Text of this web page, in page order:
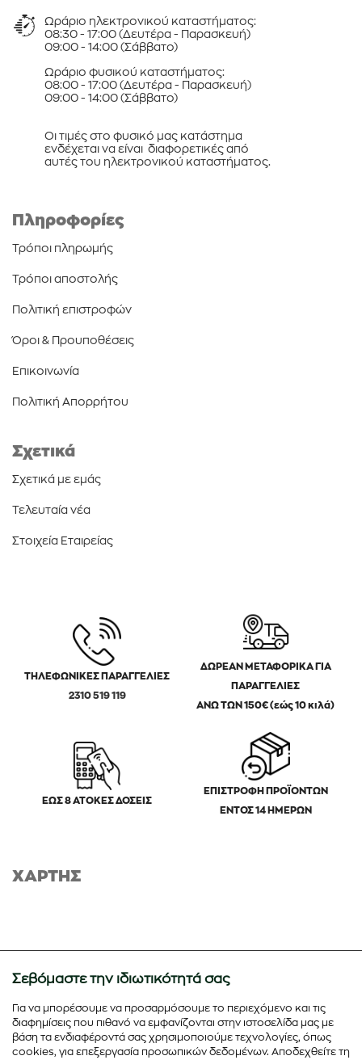
Ωράριο ηλεκτρονικού καταστήματος:
08:30 - 17:00 (Δευτέρα - Παρασκευή)
09:00 - 14:00 (Σάββατο)
Ωράριο φυσικού καταστήματος:
08:00 - 17:00 (Δευτέρα - Παρασκευή)
09:00 - 14:00 (Σάββατο)
Οι τιμές στο φυσικό μας κατάστημα
ενδέχεται να είναι διαφορετικές από
αυτές του ηλεκτρονικού καταστήματος.
Πληροφορίες
Τρόποι πληρωμής
Τρόποι αποστολής
Πολιτική επιστροφών
Όροι & Προυποθέσεις
Επικοινωνία
Πολιτική Απορρήτου
Σχετικά
Σχετικά με εμάς
Τελευταία νέα
Στοιχεία Εταιρείας
ΤΗΛΕΦΩΝΙΚΕΣ ΠΑΡΑΓΓΕΛΙΕΣ
2310 519 119
ΔΩΡΕΑΝ ΜΕΤΑΦΟΡΙΚΑ ΓΙΑ
ΠΑΡΑΓΓΕΛΙΕΣ
ΑΝΩ ΤΩΝ 150€ (εώς 10 κιλά)
ΕΩΣ 8 ΑΤΟΚΕΣ ΔΟΣΕΙΣ
ΕΠΙΣΤΡΟΦΗ ΠΡΟΪΟΝΤΩΝ
ΕΝΤΟΣ 14 ΗΜΕΡΩΝ
ΧΑΡΤΗΣ
Σεβόμαστε την ιδιωτικότητά σας
Για να μπορέσουμε να προσαρμόσουμε το περιεχόμενο και τις
διαφημίσεις που πιθανό να εμφανίζονται στην ιστοσελίδα μας με
βάση τα ενδιαφέροντά σας χρησιμοποιούμε τεχνολογίες, όπως
cookies, για επεξεργασία προσωπικών δεδομένων. Αποδεχθείτε τη